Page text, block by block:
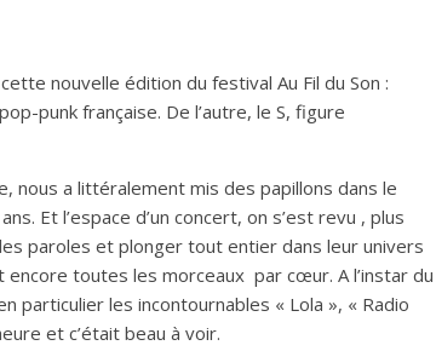
nouvelle édition du festival Au Fil du Son :
punk française. De l’autre, le S, figure
nous a littéralement mis des papillons dans le
Et l’espace d’un concert, on s’est revu , plus
paroles et plonger tout entier dans leur univers
encore toutes les morceaux par cœur. A l’instar du
les incontournables « Lola », « Radio
et c’était beau à voir.